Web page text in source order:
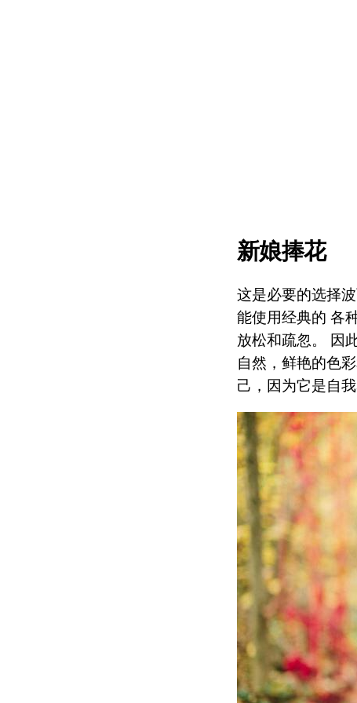
新娘捧花
这是必要的选择
能使用经典的 各
放松和疏忽。 因
自然，鲜艳的色
己，因为它是自